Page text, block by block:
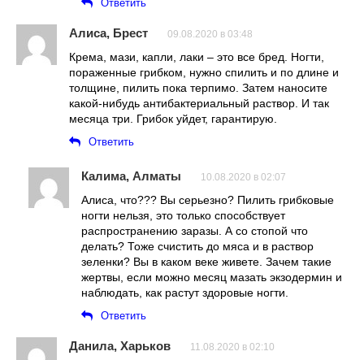
Ответить
Алиса, Брест 09.08.2020 в 03:48
Крема, мази, капли, лаки – это все бред. Ногти,
пораженные грибком, нужно спилить и по длине и
толщине, пилить пока терпимо. Затем наносите
какой-нибудь антибактериальный раствор. И так
месяца три. Грибок уйдет, гарантирую.
Ответить
Калима, Алматы 10.08.2020 в 02:07
Алиса, что??? Вы серьезно? Пилить грибковые
ногти нельзя, это только способствует
распространению заразы. А со стопой что
делать? Тоже счистить до мяса и в раствор
зеленки? Вы в каком веке живете. Зачем такие
жертвы, если можно месяц мазать экзодермин и
наблюдать, как растут здоровые ногти.
Ответить
Данила, Харьков 11.08.2020 в 02:10